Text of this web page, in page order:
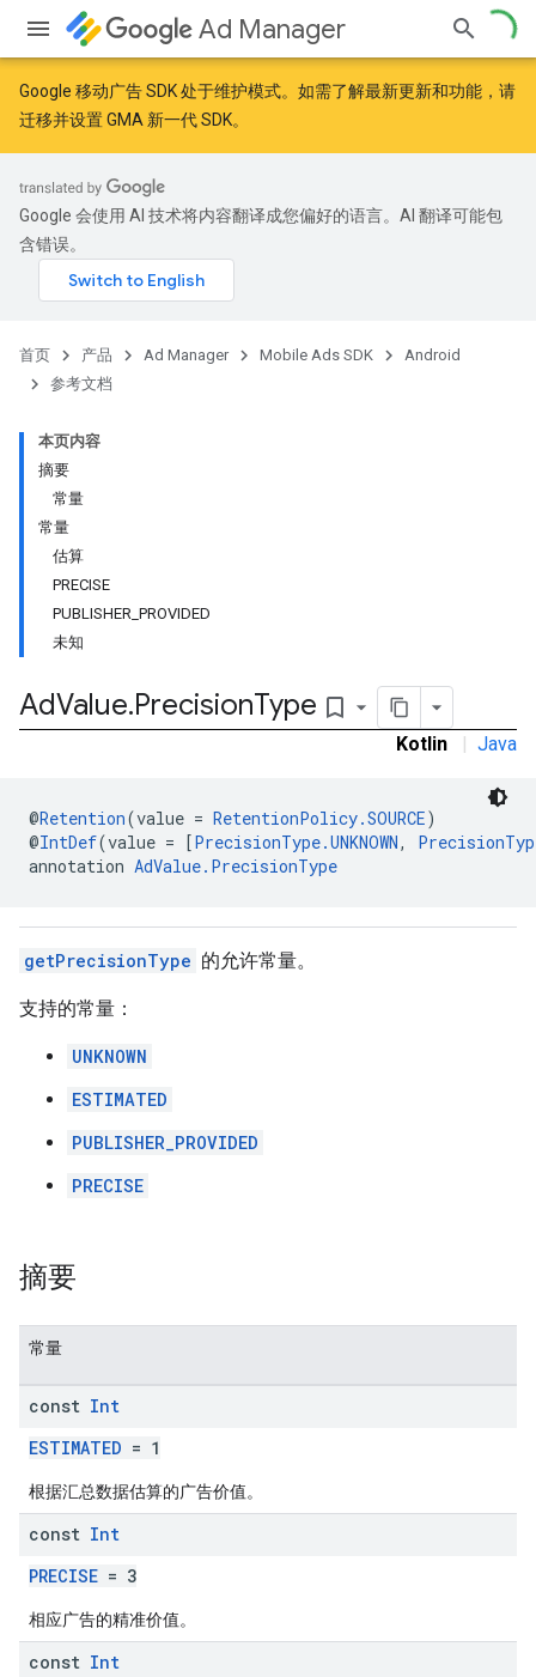
Ad Manager
Google 移动广告 SDK 处于维护模式。如需了解最新更新和功能，请
迁移并设置 GMA 新一代 SDK。
Google 会使用 AI 技术将内容翻译成您偏好的语言。AI 翻译可能包
含错误。
首页 产品 Ad Manager Mobile Ads SDK
Android
参考文档
本页内容
摘要
常量
常量
估算
PRECISE
PUBLISHER_PROVIDED
未知
AdValue.PrecisionType bookmark_border
Kotlin | Java
@Retention(value = RetentionPolicy.SOURCE)
@IntDef(value = [PrecisionType.UNKNOWN,
annotation AdValue.PrecisionType
getPrecisionType 的允许常量。
支持的常量：
UNKNOWN
ESTIMATED
PUBLISHER_PROVIDED
PRECISE
摘要
常量
const Int
ESTIMATED = 1
根据汇总数据估算的广告价值。
const Int
PRECISE = 3
相应广告的精准价值。
const Int